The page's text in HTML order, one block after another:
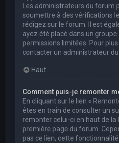
Les administrateurs du forum
soumettre à des vérifications
rédigez sur le forum. Il est
ayez été placé dans un groupe
permissions limitées. Pour
contacter un administrateur
Haut
Comment puis-je remonter
En cliquant sur le lien «
êtes en train de consulter un
remonter celui-ci en haut de la
première page du forum.
pas ce lien, cette